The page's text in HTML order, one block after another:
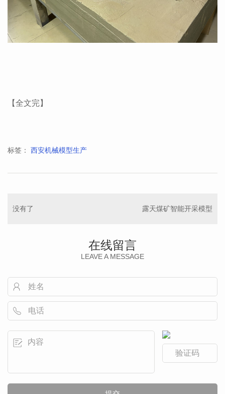
【全文完】
标签： 西安机械模型生产
没有了 露天煤矿智能开采模型
在线留言
LEAVE A MESSAGE